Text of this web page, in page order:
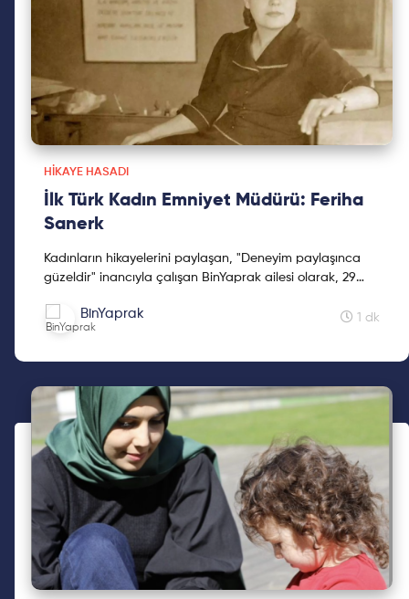
HIKAYE HASADI
İlk Türk Kadın Emniyet Müdürü: Feriha
Sanerk
Kadınların hikayelerini paylaşan, "Deneyim paylaşınca
güzeldir" inancıyla çalışan BinYaprak ailesi olarak, 29
Cumhuriyetimizin 2. yüzyılına kadınların hikayelerini
hediye etmek için çıktığımız Hikaye Hasadına, ilklerin
BinYaprak 1 dk